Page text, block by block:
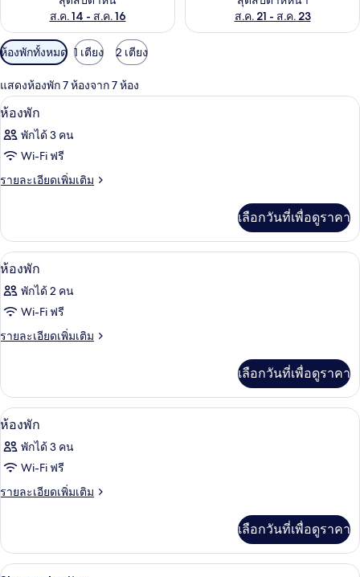
ส.ค. 14 - ส.ค. 16
ส.ค. 21 - ส.ค. 23
ตัว
กรอง
ที่
มี
ให้
สำหรับ
พัก
ห้องพักทั้งหมด 1 เตียง 2 เตียง
แสดงห้องพัก 7 ห้องจาก 7 ห้อง
เปิด
ภาพถ่าย
ทั้งหมด
ของ
มินิบาร์, ตู้นิรภัยในห้องพัก, โต๊ะทำงาน,
11
ห้องพัก
พักได้ 3 คน
Wi-Fi ฟรี
รายละเอียดเพิ่มเติม
ราย
เกี่ยว
กับ
ห้อง
เลือกวันที่เพื่อดูราคา
เปิด
ภาพถ่าย
ทั้งหมด
ของ
มินิบาร์, ตู้นิรภัยในห้องพัก, โต๊ะทำงาน,
12
ห้องพัก
พักได้ 2 คน
Wi-Fi ฟรี
รายละเอียดเพิ่มเติม
ราย
เกี่ยว
กับ
ห้อง
เลือกวันที่เพื่อดูราคา
เปิด
ภาพถ่าย
ทั้งหมด
ของ
มินิบาร์, ตู้นิรภัยในห้องพัก, โต๊ะทำงาน,
8
ห้องพัก
พักได้ 3 คน
Wi-Fi ฟรี
รายละเอียดเพิ่มเติม
ราย
เกี่ยว
กับ
เลือกวันที่เพื่อดูราคา